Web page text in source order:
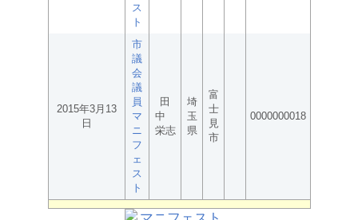
ス
ト
2015年3月13
日
市
議
会
議
員
マ
ニ
フ
ェ
ス
ト
田
中
栄志
埼
玉
県
富
士
見
市
0000000018